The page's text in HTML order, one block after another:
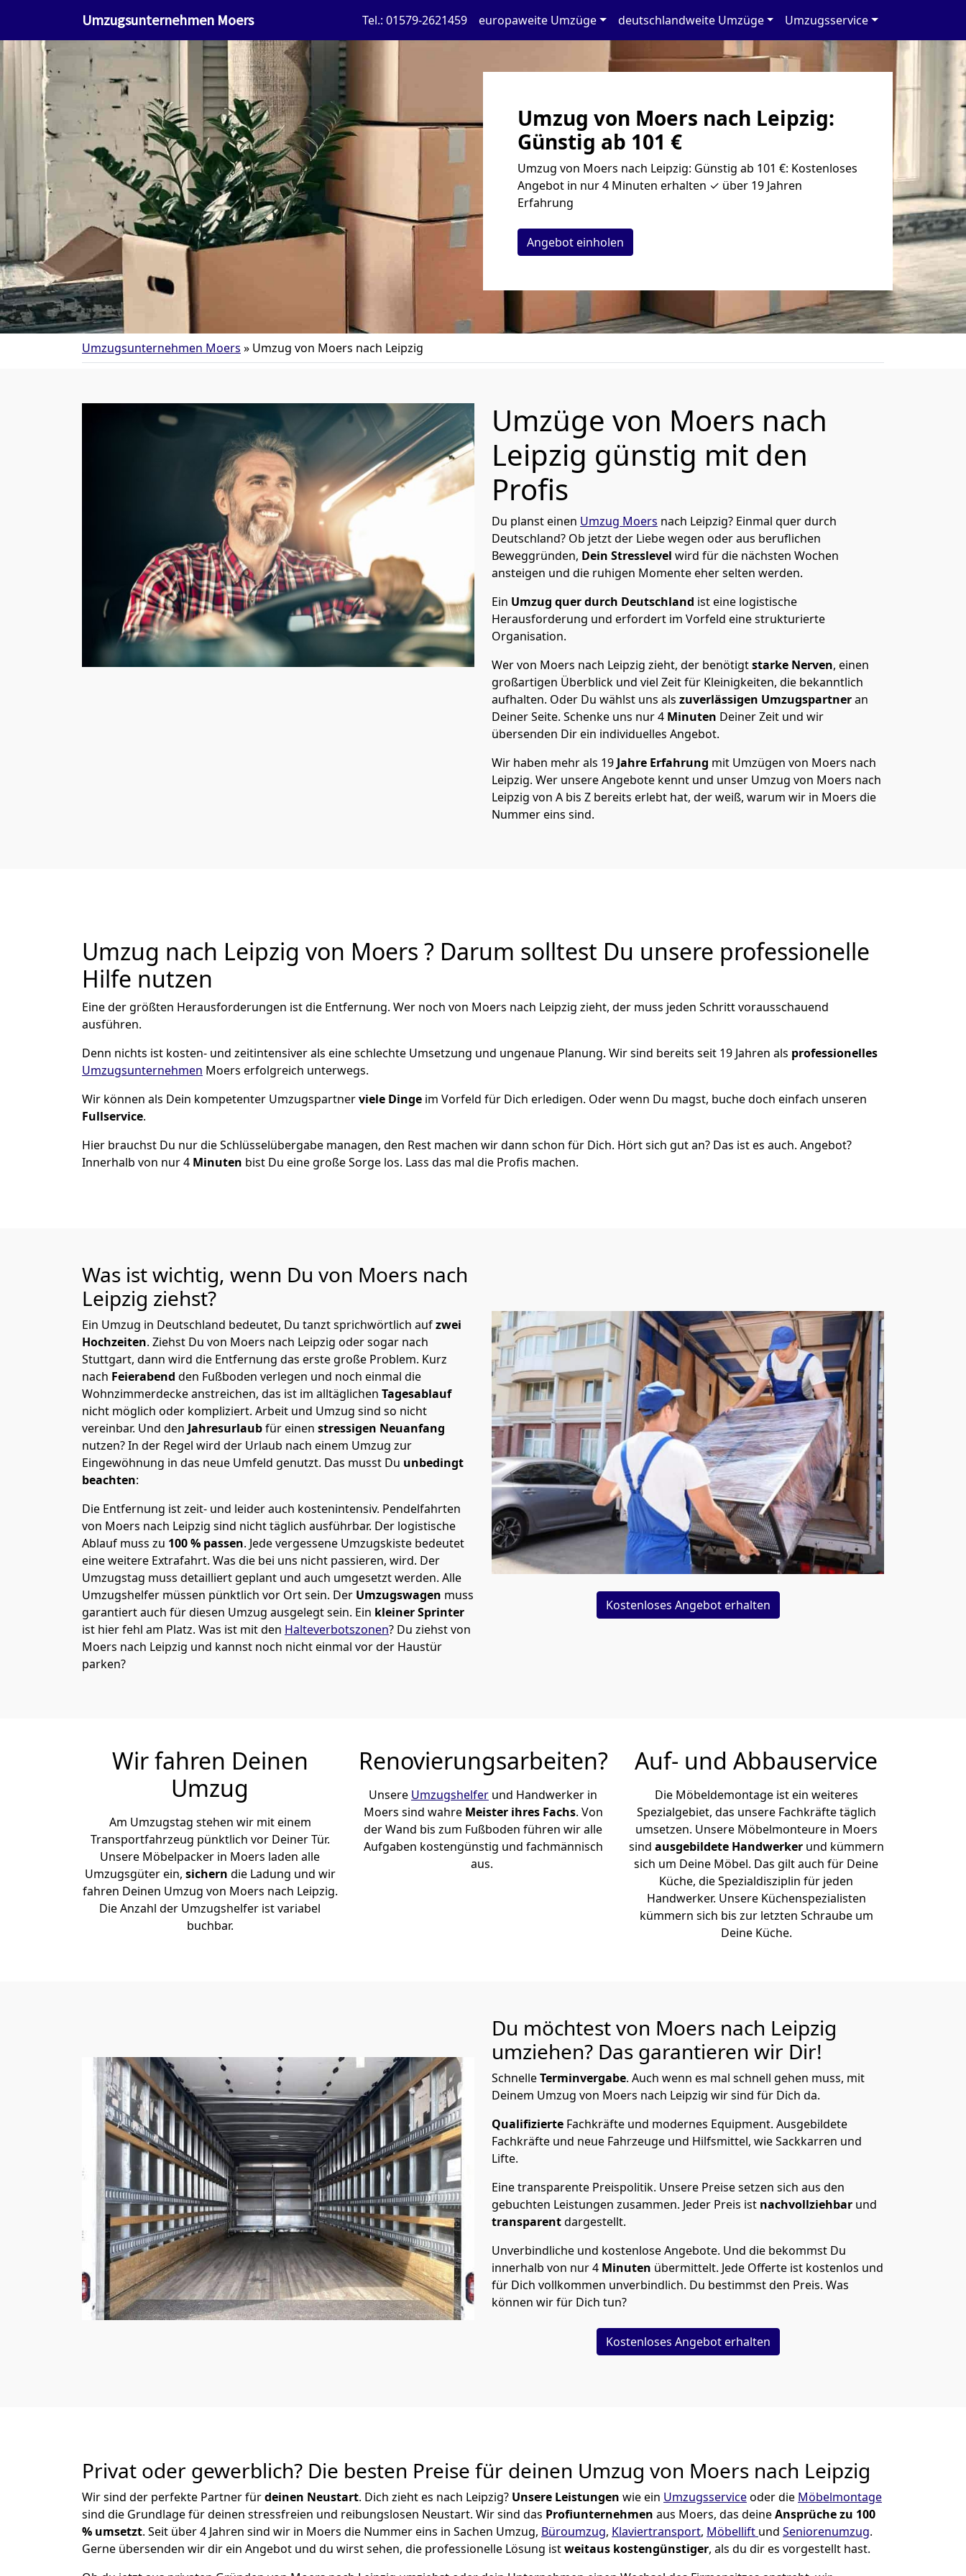
Umzugsunternehmen Moers Tel.: 01579-2621459 europaweite Umzüge deutschlandweite Umzüge Umzugsservice
Umzug von Moers nach Leipzig:
Günstig ab 101 €
Umzug von Moers nach Leipzig: Günstig ab 101 €: Kostenloses
Angebot in nur 4 Minuten erhalten ✓ über 19 Jahren
Erfahrung
Angebot einholen
Umzugsunternehmen Moers » Umzug von Moers nach Leipzig
Umzüge von Moers nach
Leipzig günstig mit den
Profis
Du planst einen Umzug Moers nach Leipzig? Einmal quer durch
Deutschland? Ob jetzt der Liebe wegen oder aus beruflichen
Beweggründen, Dein Stresslevel wird für die nächsten Wochen
ansteigen und die ruhigen Momente eher selten werden.
Ein Umzug quer durch Deutschland ist eine logistische
Herausforderung und erfordert im Vorfeld eine strukturierte
Organisation.
Wer von Moers nach Leipzig zieht, der benötigtstarke Nerven, einen
großartigen Überblick und viel Zeit für Kleinigkeiten, die bekanntlich
aufhalten. Oder Du wählst uns als zuverlässigen Umzugspartneran
Deiner Seite. Schenke uns nur4 Minuten Deiner Zeit und wir
übersenden Dir ein individuelles Angebot.
Wir haben mehr als 19 Jahre Erfahrung mit Umzügen von Moers nach
Leipzig. Wer unsere Angebote kennt und unser Umzug von Moers nach
Leipzig von A bis Z bereits erlebt hat, der weiß, warum wir in Moers die
Nummer eins sind.
Umzug nach Leipzig von Moers ? Darum solltest Du unsere professionelle
Hilfe nutzen
Eine der größten Herausforderungen ist die Entfernung. Wer noch von Moers nach Leipzig zieht, der muss jeden Schritt vorausschauend
ausführen.
Denn nichts ist kosten- und zeitintensiver als eine schlechte Umsetzung und ungenaue Planung. Wir sind bereits seit 19 Jahren als professionelles
Umzugsunternehmen Moers erfolgreich unterwegs.
Wir können als Dein kompetenter Umzugspartnerviele Dinge im Vorfeld für Dich erledigen. Oder wenn Du magst, buche doch einfach unseren
Fullservice.
Hier brauchst Du nur die Schlüsselübergabe managen, den Rest machen wir dann schon für Dich. Hört sich gut an? Das ist es auch. Angebot?
Innerhalb von nur 4 Minuten bist Du eine große Sorge los. Lass das mal die Profis machen.
Was ist wichtig, wenn Du von Moers nach
Leipzig ziehst?
Ein Umzug in Deutschland bedeutet, Du tanzt sprichwörtlich aufzwei
Hochzeiten. Ziehst Du von Moers nach Leipzig oder sogar nach
Stuttgart, dann wird die Entfernung das erste große Problem. Kurz
nach Feierabend den Fußboden verlegen und noch einmal die
Wohnzimmerdecke anstreichen, das ist im alltäglichen Tagesablauf
nicht möglich oder kompliziert. Arbeit und Umzug sind so nicht
vereinbar. Und den Jahresurlaubfür einen stressigen Neuanfang
nutzen? In der Regel wird der Urlaub nach einem Umzug zur
Eingewöhnung in das neue Umfeld genutzt. Das musst Du unbedingt
beachten:
Die Entfernung ist zeit- und leider auch kostenintensiv. Pendelfahrten
von Moers nach Leipzig sind nicht täglich ausführbar. Der logistische
Ablauf muss zu 100 % passen. Jede vergessene Umzugskiste bedeutet
eine weitere Extrafahrt. Was die bei uns nicht passieren, wird. Der
Umzugstag muss detailliert geplant und auch umgesetzt werden. Alle
Umzugshelfer müssen pünktlich vor Ort sein. Der Umzugswagen muss
garantiert auch für diesen Umzug ausgelegt sein. Ein kleiner Sprinter
ist hier fehl am Platz. Was ist mit den Halteverbotszonen? Du ziehst von
Moers nach Leipzig und kannst noch nicht einmal vor der Haustür
parken?
Kostenloses Angebot erhalten
Wir fahren Deinen
Umzug
Am Umzugstag stehen wir mit einem
Transportfahrzeug pünktlich vor Deiner Tür.
Unsere Möbelpacker in Moers laden alle
Umzugsgüter ein, sichern die Ladung und wir
fahren Deinen Umzug von Moers nach Leipzig.
Die Anzahl der Umzugshelfer ist variabel
buchbar.
Renovierungsarbeiten?
Unsere Umzugshelfer und Handwerker in
Moers sind wahre Meister ihres Fachs. Von
der Wand bis zum Fußboden führen wir alle
Aufgaben kostengünstig und fachmännisch
aus.
Auf- und Abbauservice
Die Möbeldemontage ist ein weiteres
Spezialgebiet, das unsere Fachkräfte täglich
umsetzen. Unsere Möbelmonteure in Moers
sind ausgebildete Handwerker und kümmern
sich um Deine Möbel. Das gilt auch für Deine
Küche, die Spezialdisziplin für jeden
Handwerker. Unsere Küchenspezialisten
kümmern sich bis zur letzten Schraube um
Deine Küche.
Du möchtest von Moers nach Leipzig
umziehen? Das garantieren wir Dir!
SchnelleTerminvergabe. Auch wenn es mal schnell gehen muss, mit
Deinem Umzug von Moers nach Leipzig wir sind für Dich da.
Qualifizierte Fachkräfte und modernes Equipment. Ausgebildete
Fachkräfte und neue Fahrzeuge und Hilfsmittel, wie Sackkarren und
Lifte.
Eine transparente Preispolitik. Unsere Preise setzen sich aus den
gebuchten Leistungen zusammen. Jeder Preis ist nachvollziehbar und
transparentdargestellt.
Unverbindliche und kostenlose Angebote. Und die bekommst Du
innerhalb von nur4 Minuten übermittelt. Jede Offerte ist kostenlos und
für Dich vollkommen unverbindlich. Du bestimmst den Preis. Was
können wir für Dich tun?
Kostenloses Angebot erhalten
Privat oder gewerblich? Die besten Preise für deinen Umzug von Moers nach Leipzig
Wir sind der perfekte Partner fürdeinen Neustart. Dich zieht es nach Leipzig? Unsere Leistungen wie ein Umzugsserviceoder die Möbelmontage
sind die Grundlage für deinen stressfreien und reibungslosen Neustart. Wir sind das Profiunternehmen aus Moers, das deineAnsprüche zu 100
% umsetzt. Seit über 4 Jahren sind wir in Moers die Nummer eins in Sachen Umzug, Büroumzug, Klaviertransport, Möbellift und Seniorenumzug.
Gerne übersenden wir dir ein Angebot und du wirst sehen, die professionelle Lösung istweitaus kostengünstiger, als du dir es vorgestellt hast.